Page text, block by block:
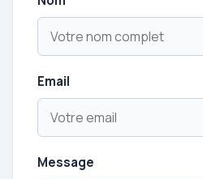
Email
Message